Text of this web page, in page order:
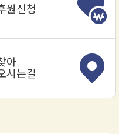
원신청
아
시는길